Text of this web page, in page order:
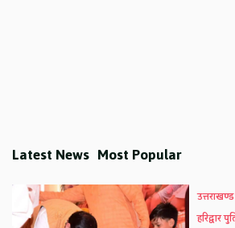
Latest News Most Popular
उत्तराखण्ड
हरिद्वार